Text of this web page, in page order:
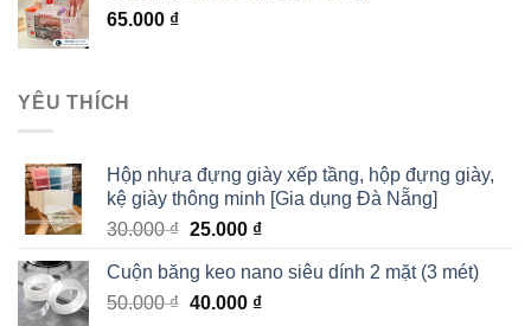
65.000 ₫
YÊU THÍCH
Hộp nhựa đựng giày xếp tầng, hộp đựng giày,
kệ giày thông minh [Gia dụng Đà Nẵng]
30.000₫ 25.000 ₫
Cuộn băng keo nano siêu dính 2 mặt (3 mét)
50.000₫ 40.000 ₫